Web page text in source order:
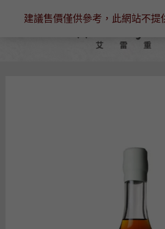
建議售價僅供參考，此網站不提